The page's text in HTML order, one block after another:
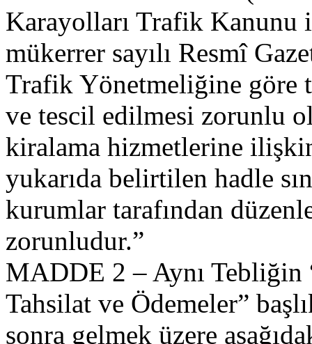
Karayolları Trafik
mükerrer sayılı Resmî
Trafik Yönetmeliğine göre
ve tescil edilmesi zorunlu
kiralama hizmetlerine
yukarıda belirtilen hadle
kurumlar tarafından
zorunludur.”
MADDE 2 – Aynı Tebliğin
Tahsilat ve Ödemeler”
sonra gelmek üzere